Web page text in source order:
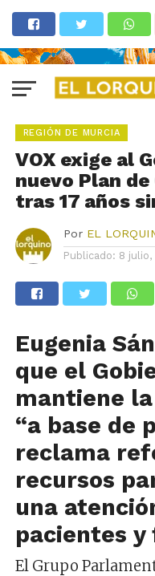
REGIÓN DE MURCIA
VOX exige al
nuevo Plan
tras 17 años
Por EL
Publicado: 8 julio,
Eugenia
que el
mantiene
“a base de
reclama
recursos
una
pacientes
El Grupo